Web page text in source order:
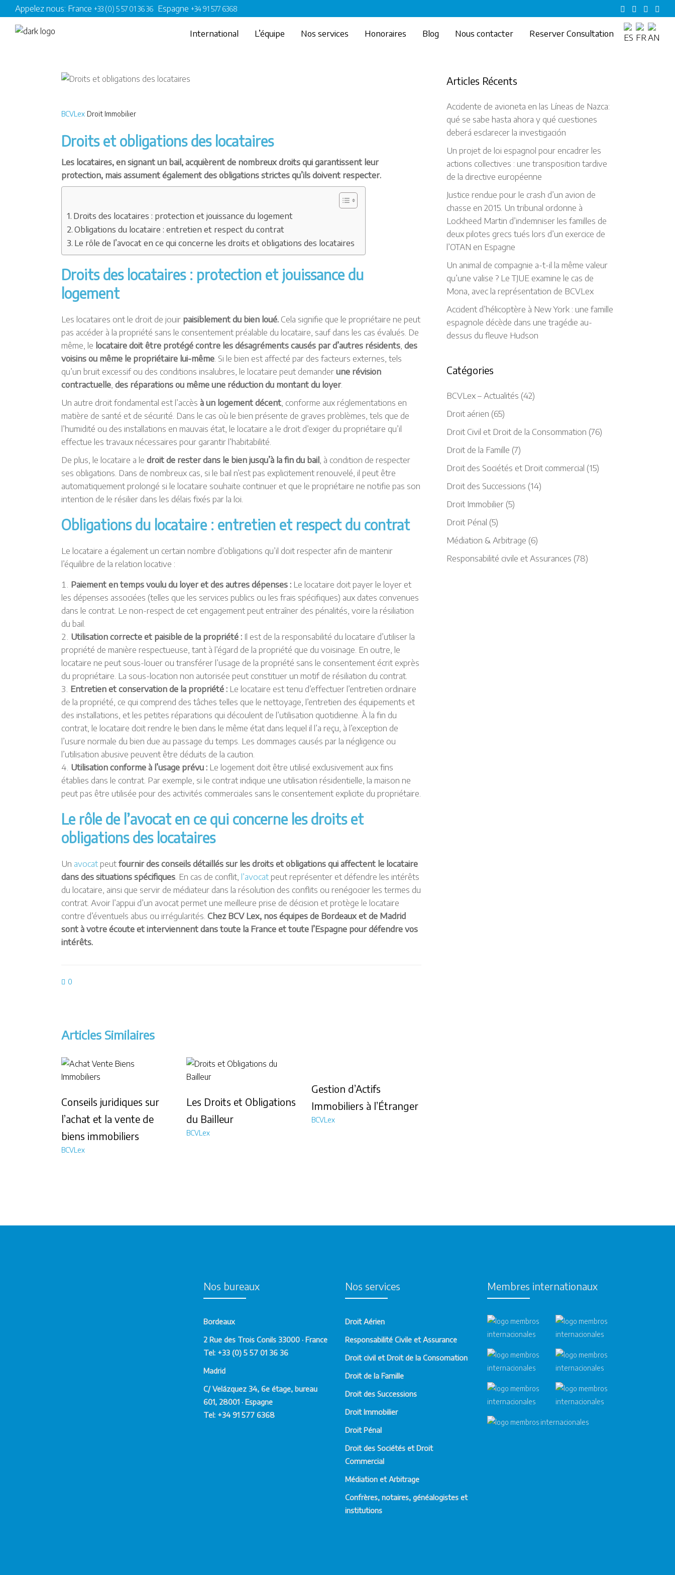
Appelez nous: France +33 (0) 5 57 01 36 36 Espagne +34 91 577 6368
International L’équipe Nos services Honoraires Blog Nous contacter Reserver Consultation
BCVLex Droit Immobilier
Droits et obligations des locataires
Les locataires, en signant un bail, acquièrent de nombreux droits qui garantissent leur
protection, mais assument également des obligations strictes qu’ils doivent respecter.
Droits des locataires : protection et jouissance du logement
Obligations du locataire : entretien et respect du contrat
Le rôle de l’avocat en ce qui concerne les droits et obligations des locataires
Droits des locataires : protection et jouissance du
logement
Les locataires ont le droit de jouir paisiblement du bien loué. Cela signifie que le propriétaire ne peut
pas accéder à la propriété sans le consentement préalable du locataire, sauf dans les cas évalués. De
même, le locataire doit être protégé contre les désagréments causés par d’autres résidents des
voisins ou même le propriétaire lui-même . Si le bien est affecté par des facteurs externes, tels
qu’un bruit excessif ou des conditions insalubres, le locataire peut demanderune révision
contractuelle des réparations ou même une réduction du montant du loyer.
Un autre droit fondamental est l’accès à un logement décent , conforme aux réglementations en
matière de santé et de sécurité. Dans le cas où le bien présente de graves problèmes, tels que de
l’humidité ou des installations en mauvais état, le locataire a le droit d’exiger du propriétaire qu’il
effectue les travaux nécessaires pour garantir l’habitabilité.
De plus, le locataire a le droit de rester dans le bien jusqu’à la fin du bail , à condition de respecter
ses obligations. Dans de nombreux cas, si le bail n’est pas explicitement renouvelé, il peut être
automatiquement prolongé si le locataire souhaite continuer et que le propriétaire ne notifie pas son
intention de le résilier dans les délais fixés par la loi.
Obligations du locataire : entretien et respect du contrat
Le locataire a également un certain nombre d’obligations qu’il doit respecter afin de maintenir
l’équilibre de la relation locative :
Paiement en temps voulu du loyer et des autres dépenses : Le locataire doit payer le loyer et
les dépenses associées (telles que les services publics ou les frais spécifiques) aux dates convenues
dans le contrat. Le non-respect de cet engagement peut entraîner des pénalités, voire la résiliation
du bail.
Utilisation correcte et paisible de la propriété : Il est de la responsabilité du locataire d’utiliser la
propriété de manière respectueuse, tant à l’égard de la propriété que du voisinage. En outre, le
locataire ne peut sous-louer ou transférer l’usage de la propriété sans le consentement écrit exprès
du propriétaire. La sous-location non autorisée peut constituer un motif de résiliation du contrat.
Entretien et conservation de la propriété : Le locataire est tenu d’effectuer l’entretien ordinaire
de la propriété, ce qui comprend des tâches telles que le nettoyage, l’entretien des équipements et
des installations, et les petites réparations qui découlent de l’utilisation quotidienne. À la fin du
contrat, le locataire doit rendre le bien dans le même état dans lequel il l’a reçu, à l’exception de
l’usure normale du bien due au passage du temps. Les dommages causés par la négligence ou
l’utilisation abusive peuvent être déduits de la caution.
Utilisation conforme à l’usage prévu : Le logement doit être utilisé exclusivement aux fins
établies dans le contrat. Par exemple, si le contrat indique une utilisation résidentielle, la maison ne
peut pas être utilisée pour des activités commerciales sans le consentement explicite du propriétaire.
Le rôle de l’avocat en ce qui concerne les droits et
obligations des locataires
Un avocat peutfournir des conseils détaillés sur les droits et obligations qui affectent le locataire
dans des situations spécifiques . En cas de conflit, l’avocat peut représenter et défendre les intérêts
du locataire, ainsi que servir de médiateur dans la résolution des conflits ou renégocier les termes du
contrat. Avoir l’appui d’un avocat permet une meilleure prise de décision et protège le locataire
contre d’éventuels abus ou irrégularités. Chez BCV Lex, nos équipes de Bordeaux et de Madrid
sont à votre écoute et interviennent dans toute la France et toute l’Espagne pour défendre vos
intérêts.
0
Articles Similaires
Conseils juridiques sur
l’achat et la vente de
biens immobiliers
BCVLex
Les Droits et Obligations
du Bailleur
BCVLex
Gestion d’Actifs
Immobiliers à l’Étranger
BCVLex
Articles Récents
Accidente de avioneta en las Líneas de Nazca:
qué se sabe hasta ahora y qué cuestiones
deberá esclarecer la investigación
Un projet de loi espagnol pour encadrer les
actions collectives : une transposition tardive
de la directive européenne
Justice rendue pour le crash d’un avion de
chasse en 2015. Un tribunal ordonne à
Lockheed Martin d’indemniser les familles de
deux pilotes grecs tués lors d’un exercice de
l’OTAN en Espagne
Un animal de compagnie a-t-il la même valeur
qu’une valise ? Le TJUE examine le cas de
Mona, avec la représentation de BCVLex
Accident d’hélicoptère à New York : une famille
espagnole décède dans une tragédie au-
dessus du fleuve Hudson
Catégories
BCVLex – Actualités (42)
Droit aérien (65)
Droit Civil et Droit de la Consommation (76)
Droit de la Famille (7)
Droit des Sociétés et Droit commercial (15)
Droit des Successions (14)
Droit Immobilier(5)
Droit Pénal (5)
Médiation & Arbitrage (6)
Responsabilité civile et Assurances (78)
Nos bureaux
Bordeaux
2 Rue des Trois Conils 33000 · France
Tel: +33 (0) 5 57 01 36 36
Madrid
C/ Velázquez 34, 6e étage, bureau
601, 28001 · Espagne
Tel: +34 91 577 6368
Nos services
Droit Aérien
Responsabilité Civile et Assurance
Droit civil et Droit de la Consomation
Droit de la Famille
Droit des Successions
Droit Immobilier
Droit Pénal
Droit des Sociétés et Droit
Commercial
Médiation et Arbitrage
Confrères, notaires, généalogistes et
institutions
Membres internationaux